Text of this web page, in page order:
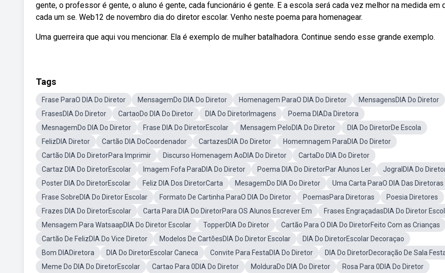
gente, o professor é gente, o aluno é gente, cada funcionário é gente. E a escola será cada vez melhor na medida em
cada um se. Web12 de novembro dia do diretor escolar. Venho neste poema para homenagear.
Uma guerreira que aqui vou mencionar. Ela é exemplo de mulher batalhadora. Continue sendo esse grande exemplo.
Tags
Frase ParaO DIA Do Diretor MensagemDo DIA Do Diretor Homenagem ParaO DIA Do Diretor
MensagensDIA Do Diretor
FrasesDIA Do Diretor
CartaoDo DIA Do Diretor DIA Do DiretorImagens
Poema DIADa Diretora
MesnagemDo DIA Do Diretor
Frase DIA Do DiretorEscolar Mensagem PeloDIA Do Diretor
DIA Do DiretorDe Escola
FelizDIA Diretor
Cartão DIA DoCoordenador CartazesDIA Do Diretor
Homemnagem ParaDIA Do Diretor
Cartão DIA Do DiretorPara Imprimir
Discurso Homenagem AoDIA Do Diretor
CartaDo DIA Do Diretor
Cartaz DIA Do DiretorEscolar
Imagem Fofa ParaDIA Do Diretor Poema DIA Do DiretorPar Alunos Ler
JogralDIA Do
Poster DIA Do DiretorEscolar
Feliz DIA Dos DiretorCarta MesagemDo DIA Do Diretor
Uma Carta ParaO DIA Das Diretoras
Frase SobreDIA Do Diretor Escolar
Formato De Cartinha ParaO DIA Do Diretor PoemasPara Diretoras
Poesia Diretores
Frazes DIA Do DiretorEscolar
Carta Para DIA Do DiretorPara OS Alunos Escrever Em
Frases EngraçadasDIA Do Diretor
Mensagem Para WatsaapDIA Do Diretor Escolar
TopperDIA Do Diretor
Cartão Para O DIA Do DiretorFeito Com as Crianças
Cartão De FelizDIA Do Vice Diretor
Modelos De CartõesDIA Do Diretor Escolar
DIA Do DiretorEscolar Decoraçao
Bom DIADiretora
DIA Do DiretorEscolar Caneca Convite Para FestaDIA Do Diretor
DIA Do DiretorDecoração De Sala
Meme Do DIA Do DiretorEscolar
Cartao Para 0DIA Do Diretor MolduraDo DIA Do Diretor
Rosa Para 0DIA Do Diretor